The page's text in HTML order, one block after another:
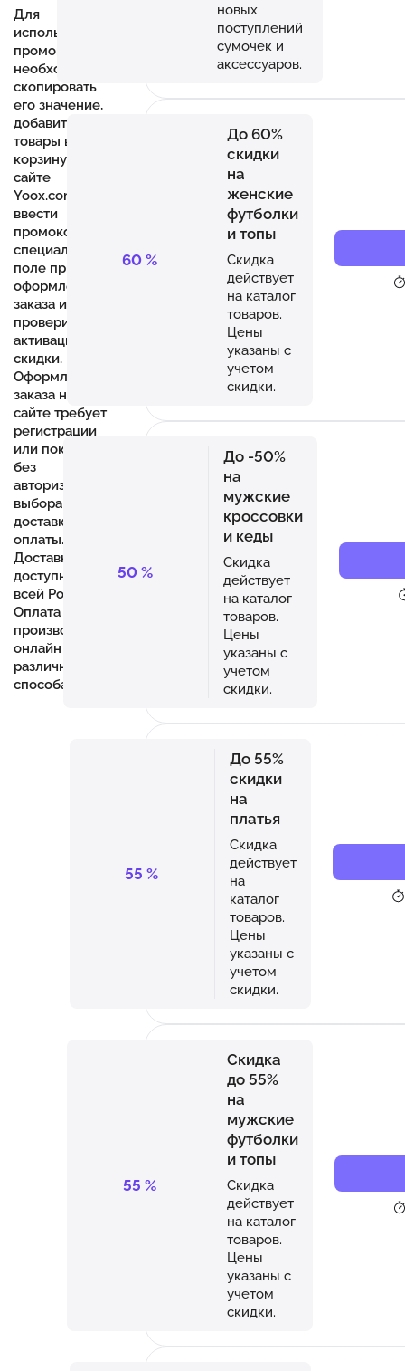
Для
использования
промокода
необходимо
скопировать
его значение,
добавить
товары в
корзину на
сайте
Yoox.com,
ввести
промокод в
специальное
поле при
оформлении
заказа и
проверить
активацию
скидки.
Оформление
заказа на
сайте требует
регистрации
или покупки
без
авторизации,
выбора
доставки и
оплаты.
Доставка
доступна по
всей России.
Оплата
производится
онлайн
различными
способами.
новых
поступлений
сумочек и
аксессуаров.
60 %
До 60%
скидки
на
женские
футболки
и топы
Скидка
действует
на каталог
товаров.
Цены
указаны с
учетом
скидки.
50 %
До -50%
на
мужские
кроссовки
и кеды
Скидка
действует
на каталог
товаров.
Цены
указаны с
учетом
скидки.
55 %
До 55%
скидки
на
платья
Скидка
действует
на
каталог
товаров.
Цены
указаны с
учетом
скидки.
55 %
Скидка
до 55%
на
мужские
футболки
и топы
Скидка
действует
на каталог
товаров.
Цены
указаны с
учетом
скидки.